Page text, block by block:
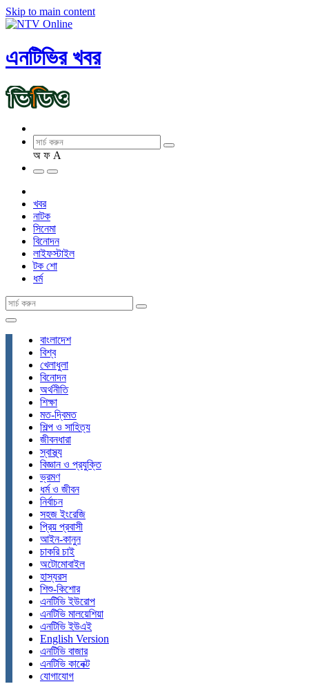
Skip to main content
এনটিভির খবর
অ ফ A
খবর
নাটক
সিনেমা
বিনোদন
লাইফস্টাইল
টক শো
ধর্ম
বাংলাদেশ
বিশ্ব
খেলাধুলা
বিনোদন
অর্থনীতি
শিক্ষা
মত-দ্বিমত
শিল্প ও সাহিত্য
জীবনধারা
স্বাস্থ্য
বিজ্ঞান ও প্রযুক্তি
ভ্রমণ
ধর্ম ও জীবন
নির্বাচন
সহজ ইংরেজি
প্রিয় প্রবাসী
আইন-কানুন
চাকরি চাই
অটোমোবাইল
হাস্যরস
শিশু-কিশোর
এনটিভি ইউরোপ
এনটিভি মালয়েশিয়া
এনটিভি ইউএই
English Version
এনটিভি বাজার
এনটিভি কানেক্ট
যোগাযোগ